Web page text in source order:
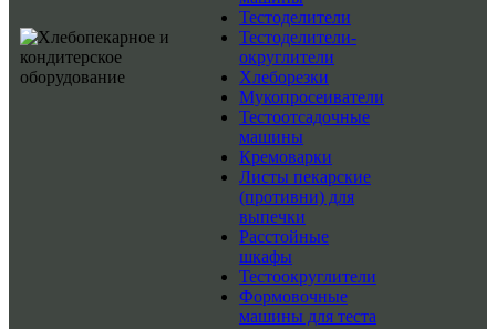
Тестоделители
Тестоделители-
округлители
Хлеборезки
Мукопросеиватели
Тестоотсадочные
машины
Кремоварки
Листы пекарские
(противни) для
выпечки
Расстойные
шкафы
Тестоокруглители
Формовочные
машины для теста